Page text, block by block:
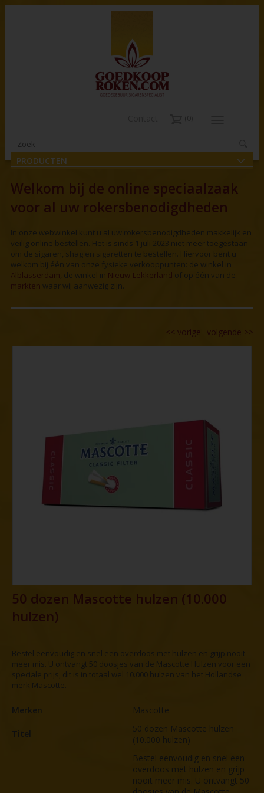
PRODUCTEN
Welkom bij de online speciaalzaak
voor al uw rokersbenodigdheden
In onze webwinkel kunt u al uw rokersbenodigdheden makkelijk en
veilig online bestellen. Het is sinds 1 juli 2023 niet meer toegestaan
om de sigaren, shag en sigaretten te bestellen. Hiervoor bent u
welkom bij één van onze fysieke verkooppunten: de winkel in
Alblasserdam, de winkel in Nieuw-Lekkerland of op één van de
markten waar wij aanwezig zijn.
volgende >>
<< vorige
50 dozen Mascotte hulzen (10.000
hulzen)
Bestel eenvoudig en snel een overdoos met hulzen en grijp nooit
meer mis. U ontvangt 50 doosjes van de Mascotte Hulzen voor een
speciale prijs, dit is in totaal wel 10.000 hulzen van het Hollandse
merk Mascotte.
Merken Mascotte
Titel
50 dozen Mascotte hulzen
(10.000 hulzen)
Bestel eenvoudig en snel een
overdoos met hulzen en grijp
nooit meer mis. U ontvangt 50